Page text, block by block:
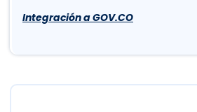
Integración a GOV.CO